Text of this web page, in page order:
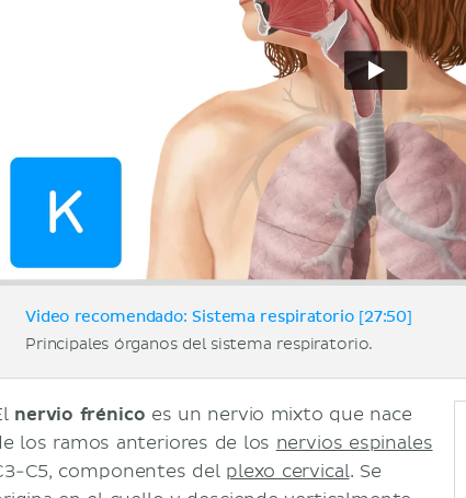
Video recomendado: Sistema respiratorio [27:50]
Principales órganos del sistema respiratorio.
nervio frénico es un nervio mixto que nace
los ramos anteriores de los nervios espinales
C5, componentes del plexo cervical. Se